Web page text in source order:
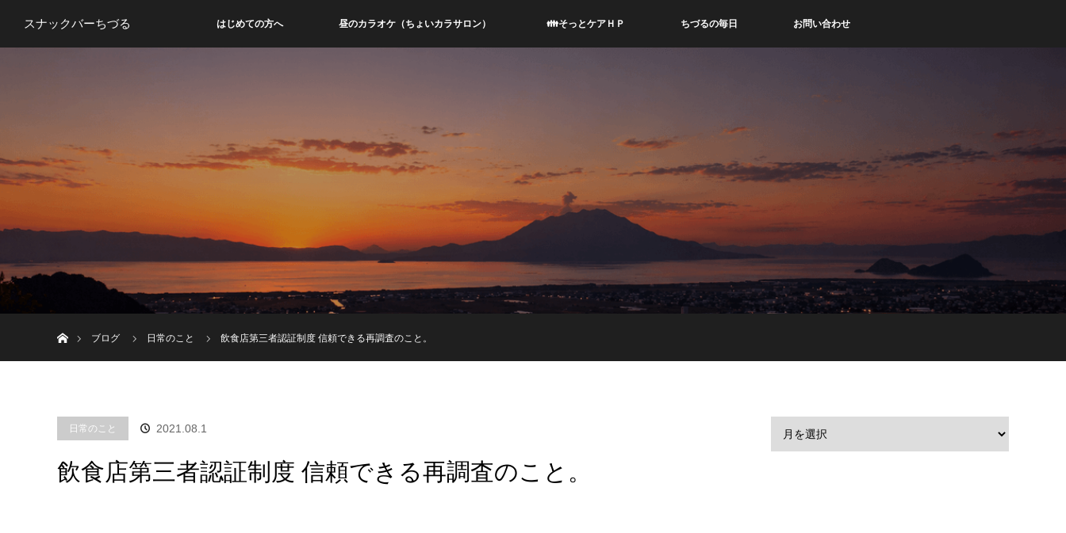
スナックバーちづる はじめての方へ 昼のカラオケ（ちょいカラサロン） 👪そっとケアＨＰ ちづるの毎日 お問い合わせ
ブログ
日常のこと 飲食店第三者認証制度 信頼できる再調査のこと。
日常のこと 2021.08.1
飲食店第三者認証制度 信頼できる再調査のこと。